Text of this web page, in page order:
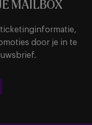
MAILBOX
door je in te